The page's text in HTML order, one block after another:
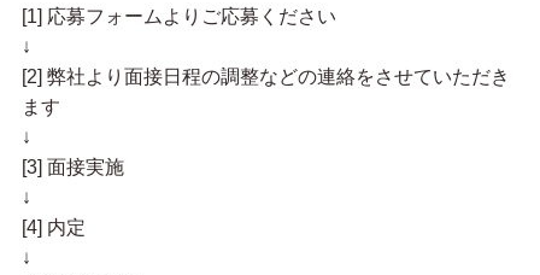
[1] 応募フォームよりご応募ください
↓
[2] 弊社より面接日程の調整などの連絡をさせていただき
ます
↓
[3] 面接実施
↓
[4] 内定
↓